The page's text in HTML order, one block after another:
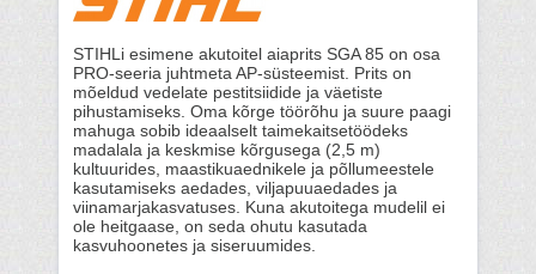
STIHLi esimene akutoitel aiaprits SGA 85 on osa
PRO-seeria juhtmeta AP-süsteemist. Prits on
mõeldud vedelate pestitsiidide ja väetiste
pihustamiseks. Oma kõrge töörõhu ja suure paagi
mahuga sobib ideaalselt taimekaitsetöödeks
madalala ja keskmise kõrgusega (2,5 m)
kultuurides, maastikuaednikele ja põllumeestele
kasutamiseks aedades, viljapuuaedades ja
viinamarjakasvatuses. Kuna akutoitega mudelil ei
ole heitgaase, on seda ohutu kasutada
kasvuhoonetes ja siseruumides.